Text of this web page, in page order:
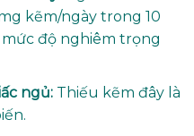
kẽm/ngày trong 10
mức độ nghiêm trọng
ngủ:Thiếu kẽm đây là